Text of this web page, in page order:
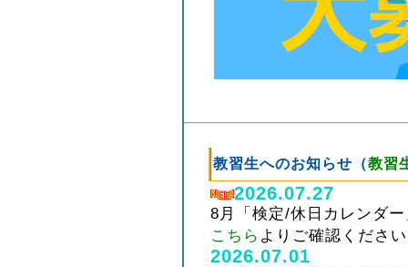
教習生へのお知らせ（教習
2026.07.27
8月「検定/休日カレンダ
こちら よりご確認くださ
2026.07.01